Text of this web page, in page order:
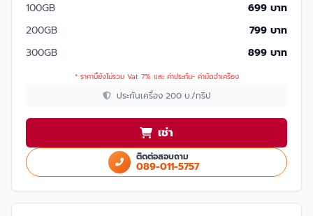
100GB
699 บาท
200GB
799 บาท
300GB
899 บาท
* ราคานี้ยังไม่รวม Vat 7% และ ค่าประกัน- ค่ามัดจำเครื่อง
ประกันเครื่อง 200 บ./ทริป
เช่า
ติดต่อสอบถาม
089-011-5757